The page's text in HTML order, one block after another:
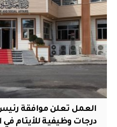
العمل تعلن موافقة
درجات وظيفية للأيتام في